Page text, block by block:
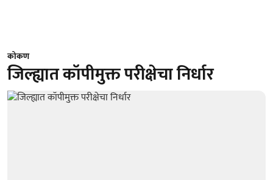
कोकण
जिल्ह्यात कॉपीमुक्त परीक्षेचा निर्धार